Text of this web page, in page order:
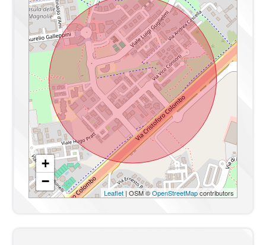
Infissi doppio vetrole
Anno di costruzione 2017
Stato attuale Libero al rogito
Spese condominio € 114
Giardino Privato, 140 mq
Cucina Abitabile
+
−
Leaflet| OSM ©OpenStreetMapcontributors